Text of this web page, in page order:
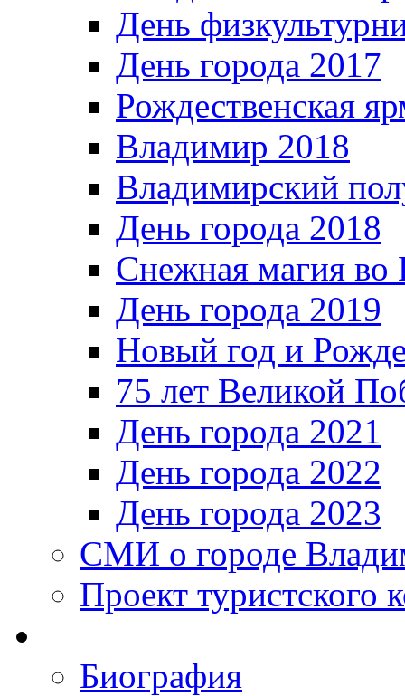
День
День города 2017
Рождественская
Владимир 2018
Владимирский
День города 2018
Снежная магия во
День города 2019
Новый год и
75 лет Великой
День города 2021
День города 2022
День города 2023
СМИ о городе
Проект туристского
Биография